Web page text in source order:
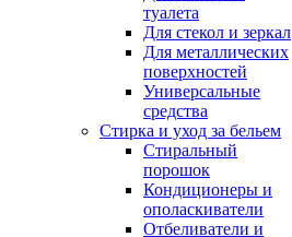
туалета
Для стекол и зеркал
Для металлических
поверхностей
Универсальные
средства
Стирка и уход за бельем
Стиральный
порошок
Кондиционеры и
ополаскиватели
Отбеливатели и